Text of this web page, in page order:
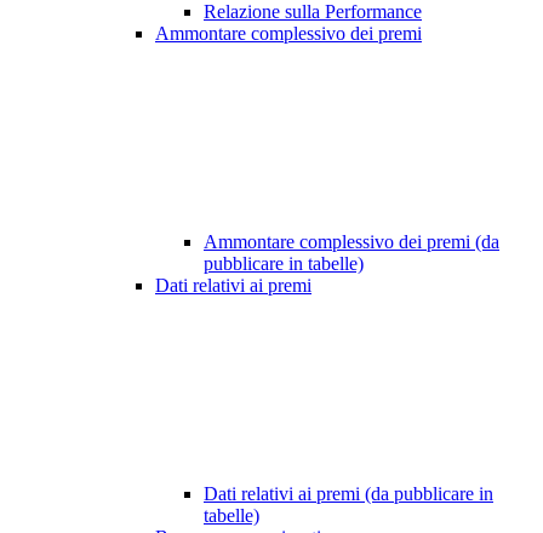
Relazione sulla Performance
Ammontare complessivo dei premi
Ammontare complessivo dei premi (da
pubblicare in tabelle)
Dati relativi ai premi
Dati relativi ai premi (da pubblicare in
tabelle)